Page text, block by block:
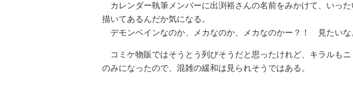
カレンダー執筆メンバーに出渕裕さんの名前をみかけて、いった
描いてあるんだか気になる。
デモンベインなのか、メカなのか、メカなのかー？！ 見たいな
コミケ物販ではそうとう列びそうだと思ったけれど、キラルもニ
のみになったので、混雑の緩和は見られそうではある。